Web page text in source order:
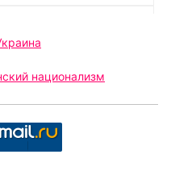
национализм